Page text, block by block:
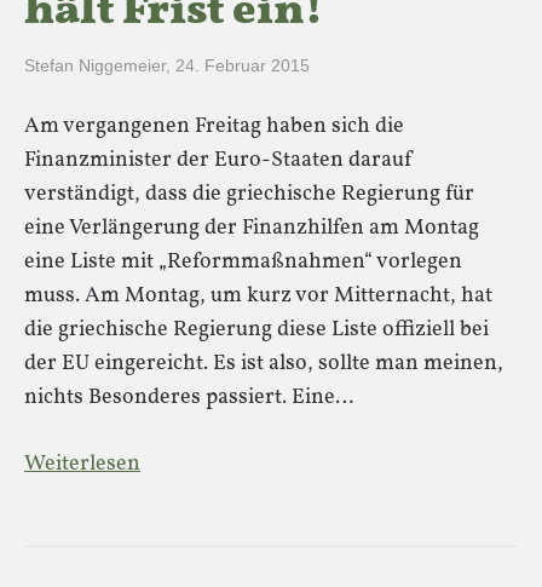
hält Frist ein!
Stefan Niggemeier, 24. Februar 2015
Am vergangenen Freitag haben sich die
Finanzminister der Euro-Staaten darauf
verständigt, dass die griechische Regierung für
eine Verlängerung der Finanzhilfen am Montag
eine Liste mit „Reformmaßnahmen“ vorlegen
muss. Am Montag, um kurz vor Mitternacht, hat
die griechische Regierung diese Liste offiziell bei
der EU eingereicht. Es ist also, sollte man meinen,
nichts Besonderes passiert. Eine…
Weiterlesen